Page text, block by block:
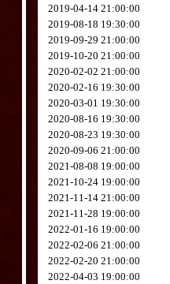
2019-04-14 21:00:00
2019-08-18 19:30:00
2019-09-29 21:00:00
2019-10-20 21:00:00
2020-02-02 21:00:00
2020-02-16 19:30:00
2020-03-01 19:30:00
2020-08-16 19:30:00
2020-08-23 19:30:00
2020-09-06 21:00:00
2021-08-08 19:00:00
2021-10-24 19:00:00
2021-11-14 21:00:00
2021-11-28 19:00:00
2022-01-16 19:00:00
2022-02-06 21:00:00
2022-02-20 21:00:00
2022-04-03 19:00:00